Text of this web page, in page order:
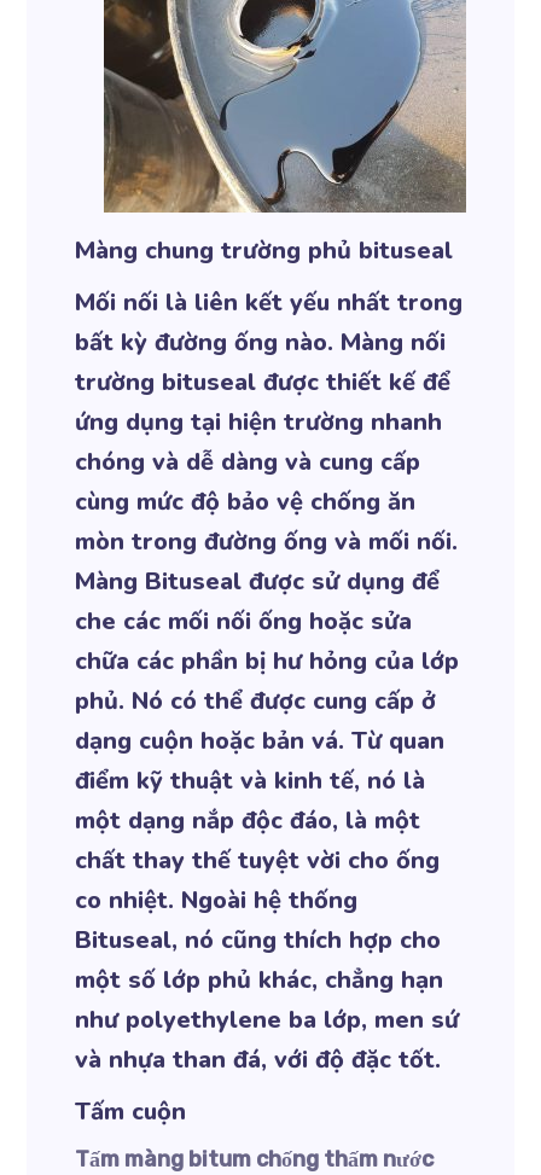
Màng chung trường phủ bituseal
Mối nối là liên kết yếu nhất trong
bất kỳ đường ống nào. Màng nối
trường bituseal được thiết kế để
ứng dụng tại hiện trường nhanh
chóng và dễ dàng và cung cấp
cùng mức độ bảo vệ chống ăn
mòn trong đường ống và mối nối.
Màng Bituseal được sử dụng để
che các mối nối ống hoặc sửa
chữa các phần bị hư hỏng của lớp
phủ. Nó có thể được cung cấp ở
dạng cuộn hoặc bản vá. Từ quan
điểm kỹ thuật và kinh tế, nó là
một dạng nắp độc đáo, là một
chất thay thế tuyệt vời cho ống
co nhiệt. Ngoài hệ thống
Bituseal, nó cũng thích hợp cho
một số lớp phủ khác, chẳng hạn
như polyethylene ba lớp, men sứ
và nhựa than đá, với độ đặc tốt.
Tấm cuộn
Tấm màng bitum chống thấm nước